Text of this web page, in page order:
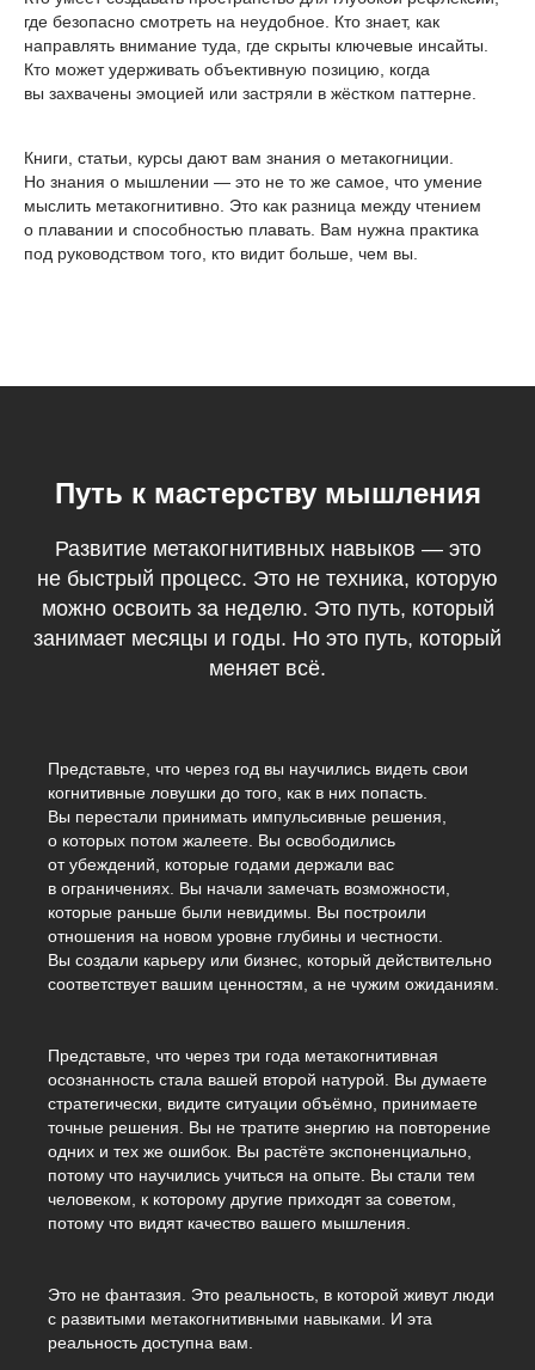
где безопасно смотреть на неудобное. Кто знает, как
направлять внимание туда, где скрыты ключевые инсайты.
Кто может удерживать объективную позицию, когда
вы захвачены эмоцией или застряли в жёстком паттерне.
Книги, статьи, курсы дают вам знания о метакогниции.
Но знания о мышлении — это не то же самое, что умение
мыслить метакогнитивно. Это как разница между чтением
о плавании и способностью плавать. Вам нужна практика
под руководством того, кто видит больше, чем вы.
Путь к мастерству мышления
Развитие метакогнитивных навыков — это
не быстрый процесс. Это не техника, которую
можно освоить за неделю. Это путь, который
занимает месяцы и годы. Но это путь, который
меняет всё.
Представьте, что через год вы научились видеть свои
когнитивные ловушки до того, как в них попасть.
Вы перестали принимать импульсивные решения,
о которых потом жалеете. Вы освободились
от убеждений, которые годами держали вас
в ограничениях. Вы начали замечать возможности,
которые раньше были невидимы. Вы построили
отношения на новом уровне глубины и честности.
Вы создали карьеру или бизнес, который действительно
соответствует вашим ценностям, а не чужим ожиданиям.
Представьте, что через три года метакогнитивная
осознанность стала вашей второй натурой. Вы думаете
стратегически, видите ситуации объёмно, принимаете
точные решения. Вы не тратите энергию на повторение
одних и тех же ошибок. Вы растёте экспоненциально,
потому что научились учиться на опыте. Вы стали тем
человеком, к которому другие приходят за советом,
потому что видят качество вашего мышления.
Это не фантазия. Это реальность, в которой живут люди
с развитыми метакогнитивными навыками. И эта
реальность доступна вам.